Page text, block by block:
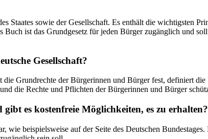
Staates sowie der Gesellschaft. Es enthält die wichtigsten
ist das Grundgesetz für jeden Bürger zugänglich und
Gesellschaft?
Grundrechte der Bürgerinnen und Bürger fest, definiert
die Rechte und Pflichten der Bürgerinnen und Bürger
es kostenfreie Möglichkeiten, es zu erhalten?
beispielsweise auf der Seite des Deutschen